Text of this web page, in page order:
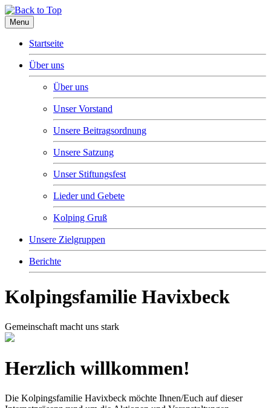
Menu
Startseite
Über uns
Über uns
Unser Vorstand
Unsere Beitragsordnung
Unsere Satzung
Unser Stiftungsfest
Lieder und Gebete
Kolping Gruß
Unsere Zielgruppen
Berichte
Kolpingsfamilie Havixbeck
Gemeinschaft macht uns stark
Herzlich willkommen!
Die Kolpingsfamilie Havixbeck möchte Ihnen/Euch auf dieser